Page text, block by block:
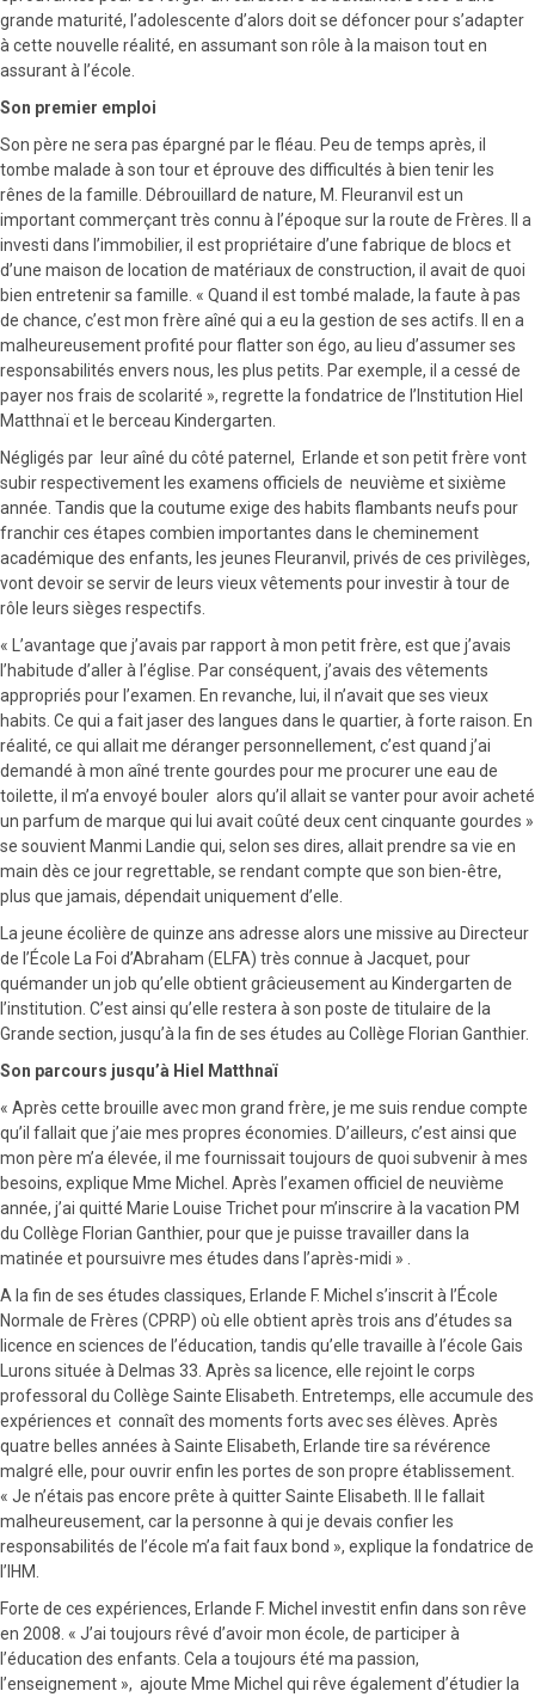
grande maturité, l’adolescente d’alors doit se défoncer pour s’adapter
à cette nouvelle réalité, en assumant son rôle à la maison tout en
assurant à l’école.
Son premier emploi
Son père ne sera pas épargné par le fléau. Peu de temps après, il
tombe malade à son tour et éprouve des difficultés à bien tenir les
rênes de la famille. Débrouillard de nature, M. Fleuranvil est un
important commerçant très connu à l’époque sur la route de Frères. Il a
investi dans l’immobilier, il est propriétaire d’une fabrique de blocs et
d’une maison de location de matériaux de construction, il avait de quoi
bien entretenir sa famille. « Quand il est tombé malade, la faute à pas
de chance, c’est mon frère aîné qui a eu la gestion de ses actifs. Il en a
malheureusement profité pour flatter son égo, au lieu d’assumer ses
responsabilités envers nous, les plus petits. Par exemple, il a cessé de
payer nos frais de scolarité », regrette la fondatrice de l’Institution Hiel
Matthnaï et le berceau Kindergarten.
Négligés par leur aîné du côté paternel, Erlande et son petit frère vont
subir respectivement les examens officiels de neuvième et sixième
année. Tandis que la coutume exige des habits flambants neufs pour
franchir ces étapes combien importantes dans le cheminement
académique des enfants, les jeunes Fleuranvil, privés de ces privilèges,
vont devoir se servir de leurs vieux vêtements pour investir à tour de
rôle leurs sièges respectifs.
« L’avantage que j’avais par rapport à mon petit frère, est que j’avais
l’habitude d’aller à l’église. Par conséquent, j’avais des vêtements
appropriés pour l’examen. En revanche, lui, il n’avait que ses vieux
habits. Ce qui a fait jaser des langues dans le quartier, à forte raison. En
réalité, ce qui allait me déranger personnellement, c’est quand j’ai
demandé à mon aîné trente gourdes pour me procurer une eau de
toilette, il m’a envoyé bouler alors qu’il allait se vanter pour avoir acheté
un parfum de marque qui lui avait coûté deux cent cinquante gourdes »
se souvient Manmi Landie qui, selon ses dires, allait prendre sa vie en
main dès ce jour regrettable, se rendant compte que son bien-être,
plus que jamais, dépendait uniquement d’elle.
La jeune écolière de quinze ans adresse alors une missive au Directeur
de l’École La Foi d’Abraham (ELFA) très connue à Jacquet, pour
quémander un job qu’elle obtient grâcieusement au Kindergarten de
l’institution. C’est ainsi qu’elle restera à son poste de titulaire de la
Grande section, jusqu’à la fin de ses études au Collège Florian Ganthier.
Son parcours jusqu’à Hiel Matthnaï
« Après cette brouille avec mon grand frère, je me suis rendue compte
qu’il fallait que j’aie mes propres économies. D’ailleurs, c’est ainsi que
mon père m’a élevée, il me fournissait toujours de quoi subvenir à mes
besoins, explique Mme Michel. Après l’examen officiel de neuvième
année, j’ai quitté Marie Louise Trichet pour m’inscrire à la vacation PM
du Collège Florian Ganthier, pour que je puisse travailler dans la
matinée et poursuivre mes études dans l’après-midi » .
A la fin de ses études classiques, Erlande F. Michel s’inscrit à l’École
Normale de Frères (CPRP) où elle obtient après trois ans d’études sa
licence en sciences de l’éducation, tandis qu’elle travaille à l’école Gais
Lurons située à Delmas 33. Après sa licence, elle rejoint le corps
professoral du Collège Sainte Elisabeth. Entretemps, elle accumule des
expériences et connaît des moments forts avec ses élèves. Après
quatre belles années à Sainte Elisabeth, Erlande tire sa révérence
malgré elle, pour ouvrir enfin les portes de son propre établissement.
« Je n’étais pas encore prête à quitter Sainte Elisabeth. Il le fallait
malheureusement, car la personne à qui je devais confier les
responsabilités de l’école m’a fait faux bond », explique la fondatrice de
l’IHM.
Forte de ces expériences, Erlande F. Michel investit enfin dans son rêve
en 2008. « J’ai toujours rêvé d’avoir mon école, de participer à
l’éducation des enfants. Cela a toujours été ma passion,
l’enseignement », ajoute Mme Michel qui rêve également d’étudier la